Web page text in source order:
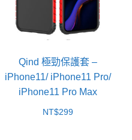
Qind 極勁保護套 –
iPhone11/ iPhone11 Pro/
iPhone11 Pro Max
NT$299